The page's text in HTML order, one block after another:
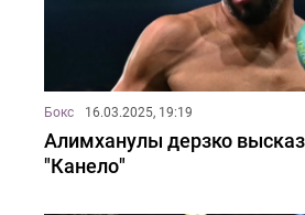
Бокс 16.03.2025, 19:19
Алимханулы дерзко
"Канело"